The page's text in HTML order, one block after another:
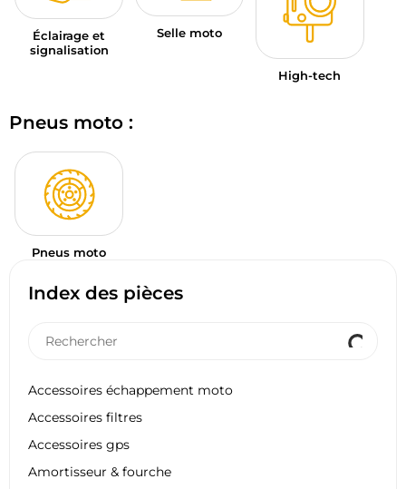
Index des pièces
Accessoires échappement moto
Accessoires filtres
Accessoires gps
Amortisseur & fourche
Éclairage et
signalisation
Selle moto
High-tech
Pneus moto :
Pneus moto